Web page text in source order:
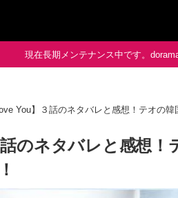
現在長期メンテナンス中です。
You】３話のネタバレと感想！テオの
のネタバレと感想